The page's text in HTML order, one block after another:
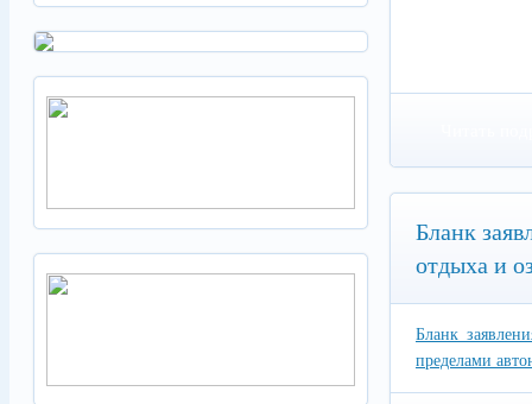
Бланк
отдыха и
Бланк
пределами